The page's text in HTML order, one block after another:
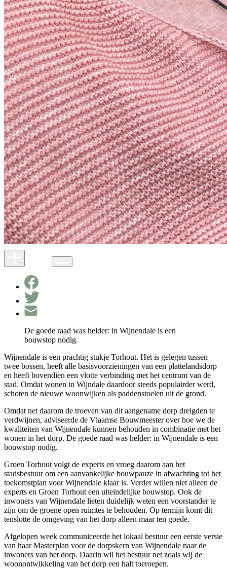
De goede raad was helder: in Wijnendale is een
bouwstop nodig.
Wijnendale is een prachtig stukje Torhout. Het is gelegen tussen
twee bossen, heeft alle basisvoorzieningen van een plattelandsdorp
en heeft bovendien een vlotte verbinding met het centrum van de
stad. Omdat wonen in Wijndale daardoor steeds populairder werd,
schoten de nieuwe woonwijken als paddenstoelen uit de grond.
Omdat net daarom de troeven van dit aangename dorp dreigden te
verdwijnen, adviseerde de Vlaamse Bouwmeester over hoe we de
kwaliteiten van Wijnendale kunnen behouden in combinatie met het
wonen in het dorp. De goede raad was helder: in Wijnendale is een
bouwstop nodig.
Groen Torhout volgt de experts en vroeg daarom aan het
stadsbestuur om een aanvankelijke bouwpauze in afwachting tot het
toekomstplan voor Wijnendale klaar is. Verder willen niet alleen de
experts en Groen Torhout een uiteindelijke bouwstop. Ook de
inwoners van Wijnendale lieten duidelijk weten een voorstander te
zijn om de groene open ruimtes te behouden. Op termijn komt dit
tenslotte de omgeving van het dorp alleen maar ten goede.
Afgelopen week communiceerde het lokaal bestuur een eerste versie
van haar Masterplan voor de dorpskern van Wijnendale naar de
inwoners van het dorp. Daarin wil het bestuur net zoals wij de
woonontwikkeling van het dorp een halt toeroepen.